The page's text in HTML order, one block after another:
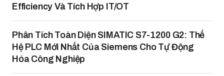
Efficiency Và Tích Hợp IT/OT
Phân Tích Toàn Diện SIMATIC S7-1200 G2: Thế
Hệ PLC Mới Nhất Của Siemens Cho Tự Động
Hóa Công Nghiệp